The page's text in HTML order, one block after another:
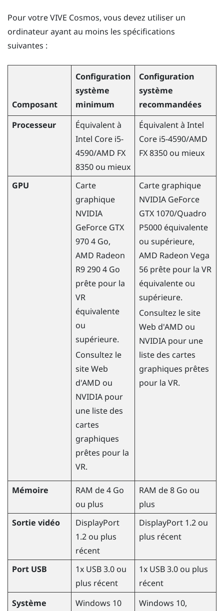
Pour votreVIVE Cosmos, vous devez utiliser un
ordinateur ayant au moins les spécifications
suivantes :
Composant
Configuration
système
minimum
Configuration
système
recommandées
Processeur
Équivalent à
Intel Core i5-
4590/AMD FX
8350 ou mieux
Équivalent à Intel
Core i5-4590/AMD
FX 8350 ou mieux
GPU
Carte
graphique
NVIDIA
GeForce GTX
970 4 Go,
AMD Radeon
R9 290 4 Go
prête pour la
VR
équivalente
ou
supérieure.
Consultez le
site Web
d'AMD ou
NVIDIA pour
une liste des
cartes
graphiques
prêtes pour la
VR.
Carte graphique
NVIDIA GeForce
GTX 1070/Quadro
P5000 équivalente
ou supérieure,
AMD Radeon Vega
56 prête pour la VR
équivalente ou
supérieure.
Consultez le site
Web d'AMD ou
NVIDIA pour une
liste des cartes
graphiques prêtes
pour la VR.
Mémoire
RAM de 4 Go
ou plus
RAM de 8 Go ou
plus
Sortie vidéo
DisplayPort
1.2 ou plus
récent
DisplayPort 1.2 ou
plus récent
Port USB
1x USB 3.0 ou
plus récent
1x USB 3.0 ou plus
récent
Système
Windows 10 Windows 10,